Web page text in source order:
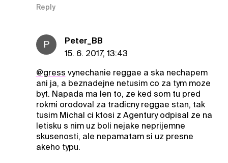
Reply
P
Peter_BB
15. 6. 2017, 13:43
@gress vynechanie reggae a ska nechapem
ani ja, a beznadejne netusim co za tym moze
byt. Napada ma len to, ze ked som tu pred
rokmi orodoval za tradicny reggae stan, tak
tusim Michal ci ktosi z Agentury odpisal ze na
letisku s nim uz boli nejake neprijemne
skusenosti, ale nepamatam si uz presne
akeho typu.